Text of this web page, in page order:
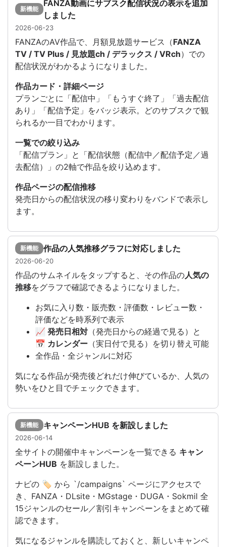
新機能
FANZA動画にサブスク配信状況の表示を追加
しました
2026-06-23
FANZAのAV作品で、月額見放題サービス（FANZA
TV / TV Plus / 見放題ch / デラックス / VRch）での
配信状況がわかるようになりました。
作品カード・詳細ページ
プランごとに「配信中」「もうすぐ終了」「過去配信
あり」「配信予定」をバッジ表示。どのサブスクで観
られるか一目でわかります。
一覧での絞り込み
「配信プラン」と「配信状態（配信中／配信予定／過
去配信）」の2軸で作品を絞り込めます。
作品ページの配信推移
発売日からの配信状況の移り変わりをバンドで表示し
ます。
新機能 作品の人気推移グラフに対応しました
2026-06-20
作品のサムネイルをタップすると、その作品の人気の
推移をグラフで確認できるようになりました。
お気に入り数・販売数・評価数・レビュー数・
評価などを時系列で表示
📈 発売日相対 （発売日からの経過で見る）と
📅 カレンダー （実日付で見る）を切り替え可能
全作品・全ジャンルに対応
気になる作品が発売後どれだけ伸びているか、人気の
勢いをひと目でチェックできます。
新機能 キャンペーンHUB を新設しました
2026-06-14
全サイトの開催中キャンペーンを一覧できる キャン
ペーンHUB を新設しました。
ナビの 🏷️ から `/campaigns` ページにアクセスで
き、FANZA・DLsite・MGstage・DUGA・Sokmil 全
15ジャンルのセール／割引キャンペーンをまとめて確
認できます。
気になるジャンルを購読しておくと、新しいキャンペ